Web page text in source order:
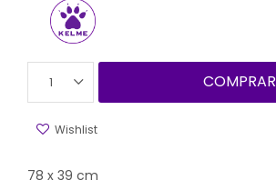
1 COMPRAR
78 x 39 cm